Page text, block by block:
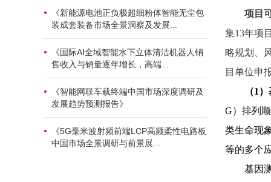
《新能源电池正负极超细粉体智能无尘包
装成套装备市场全景洞察及发展...
《国际AI全域智能水下立体清洁机器人销
售收入与销量逐年增长，高端...
《智能网联车载终端中国市场深度调研及
发展趋势预测报告》
《5G毫米波射频前端LCP高频柔性电路板
中国市场全景调研与前景展...
项目
集13年项
略规划、
目单位申
（1）
G）排列
类生命现
等的多个
基因